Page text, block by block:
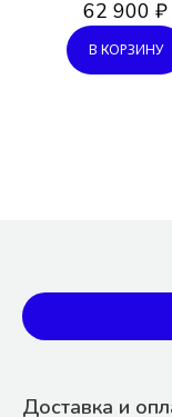
62 900 ₽
В КОРЗИНУ
Доставка и